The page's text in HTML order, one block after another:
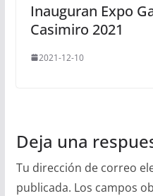
Inauguran Expo
Casimiro 2021
2021-12-10
Deja una
Tu dirección de correo
publicada. Los campos